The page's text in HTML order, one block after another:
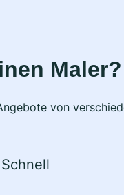
Maler?
von
Schnell